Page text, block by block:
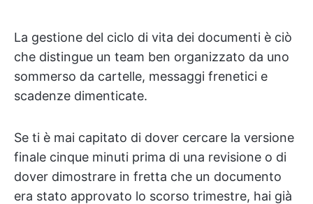
La gestione del ciclo di vita dei documenti è ciò
che distingue un team ben organizzato da uno
sommerso da cartelle, messaggi frenetici e
scadenze dimenticate.
Se ti è mai capitato di dover cercare la versione
finale cinque minuti prima di una revisione o di
dover dimostrare in fretta che un documento
era stato approvato lo scorso trimestre, hai già